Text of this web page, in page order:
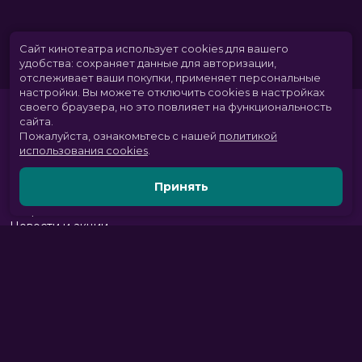
Скоро в кино
Новости и акции
Сайт кинотеатра использует cookies для вашего
удобства: сохраняет данные для авторизации,
отслеживает ваши покупки, применяет персональные
настройки. Вы можете отключить cookies в настройках
своего браузера, но это повлияет на функциональность
сайта.
Пожалуйста, ознакомьтесь с нашей политикой
использования cookies
Принять